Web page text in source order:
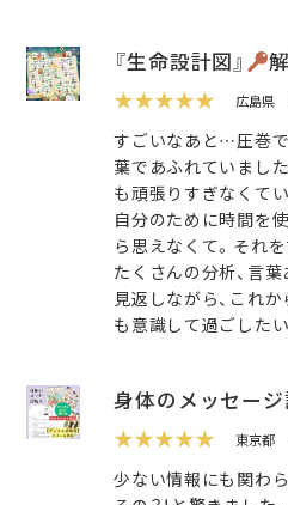
『生命設計図』
★★★★★
広島県
すごいなあと…圧巻
葉であふれていまし
も頑張りすぎなくて
自分のために時間を
ら思えなくて。それ
たくさんの分析、言
見返しながら、これ
も意識して過ごした
身体のメッセー
★★★★★
東京都
少ない情報にも関わ